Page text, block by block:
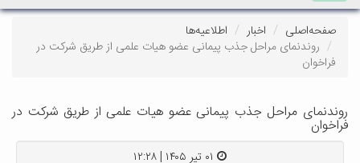
صفحه‌اصلی اخبار
اطلاعیه‌ها
روندنمای مراحل جذب پیمانی عضو هیات علمی از طریق شرکت در
فراخوان
روندنمای مراحل جذب پیمانی عضو هیات علمی از طریق شرکت در
فراخوان